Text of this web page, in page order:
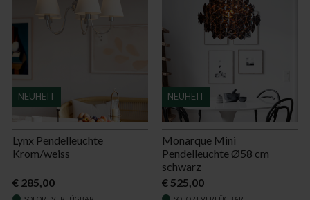
NEUHEIT
Lynx Pendelleuchte
Krom/weiss
€ 285,00
NEUHEIT
Monarque Mini
Pendelleuchte Ø58 cm
schwarz
€ 525,00